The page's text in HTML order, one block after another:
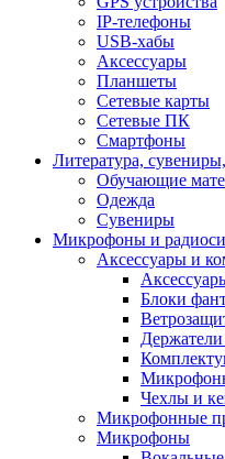
IP-телефоны
USB-хабы
Аксессуары
Планшеты
Сетевые карты
Сетевые ПК
Смартфоны
Литература,
Обучающие
Одежда
Сувениры
Микрофоны и
Аксессуары и
Блоки
Чехлы и
Микрофонные
Микрофоны